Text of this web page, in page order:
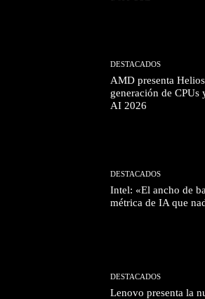
DESTACADOS
AMD presenta
generación de CPUs
AI 2026
DESTACADOS
Intel: «El ancho de
métrica de IA que
DESTACADOS
Lenovo presenta la